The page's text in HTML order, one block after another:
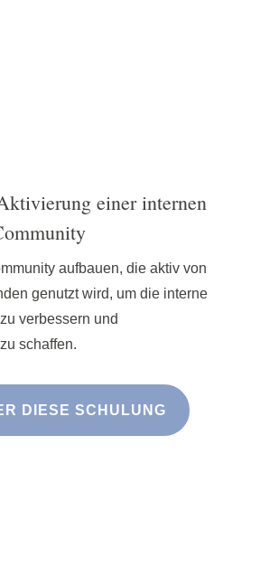
einer internen
aufbauen, die aktiv von
genutzt wird, um die interne
verbessern und
schaffen.
DIESE SCHULUNG